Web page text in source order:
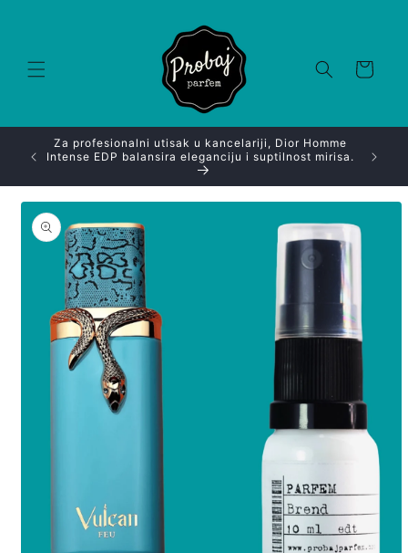
Korpa
svaki
Za profesionalni utisak u kancelariji, Dior Homme
Intense EDP balansira eleganciju i suptilnost mirisa.
Skip to
product
information